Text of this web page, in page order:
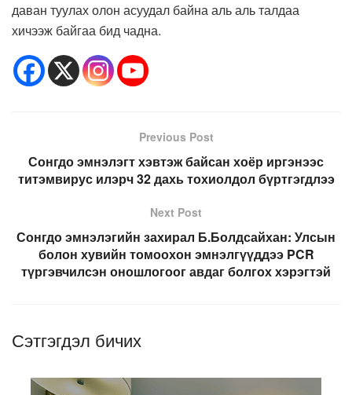
даван туулах олон асуудал байна аль аль талдаа
хичээж байгаа бид чадна.
Previous Post
Сонгдо эмнэлэгт хэвтэж байсан хоёр иргэнээс
титэмвирус илэрч 32 дахь тохиолдол бүртгэгдлээ
Next Post
Сонгдо эмнэлэгийн захирал Б.Болдсайхан: Улсын
болон хувийн томоохон эмнэлгүүддээ PCR
түргэвчилсэн оношлогоог авдаг болгох хэрэгтэй
Сэтгэгдэл бичих